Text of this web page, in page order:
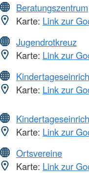
Beratungszentrum
Karte: Link zur
Jugendrotkreuz
Karte: Link zur
Karte: Link zur
Karte: Link zur
Ortsvereine
Karte: Link zur